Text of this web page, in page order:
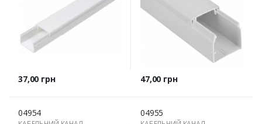
Ціна
37,00 грн Ціна
47,00 грн
04954 04955